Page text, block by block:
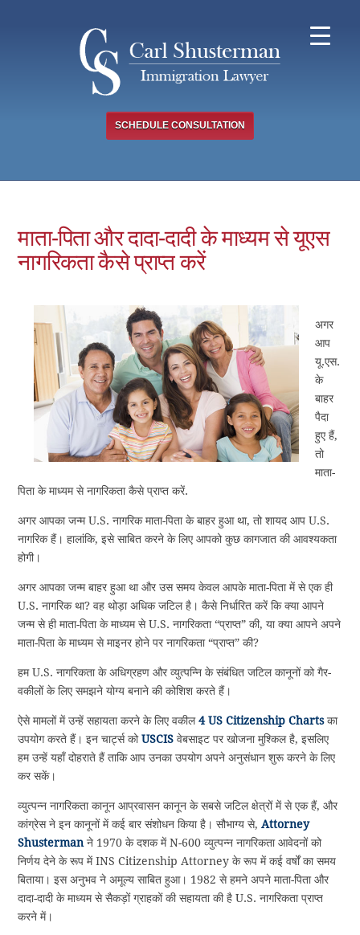
SCHEDULE CONSULTATION
माता-पिता और दादा-दादी के माध्यम से यूएस
नागरिकता कैसे प्राप्त करें
अगर
आप
यू.एस.
के
बाहर
पैदा
हुए हैं,
तो
माता-
पिता के माध्यम से नागरिकता कैसे प्राप्त करें.
अगर आपका जन्म U.S. नागरिक माता-पिता के बाहर हुआ था, तो शायद आप U.S.
नागरिक हैं। हालांकि, इसे साबित करने के लिए आपको कुछ कागजात की आवश्यकता
होगी।
अगर आपका जन्म बाहर हुआ था और उस समय केवल आपके माता-पिता में से एक ही
U.S. नागरिक था? वह थोड़ा अधिक जटिल है। कैसे निर्धारित करें कि क्या आपने
जन्म से ही माता-पिता के माध्यम से U.S. नागरिकता “प्राप्त” की, या क्या आपने अपने
माता-पिता के माध्यम से माइनर होने पर नागरिकता “प्राप्त” की?
हम U.S. नागरिकता के अधिग्रहण और व्युत्पन्नि के संबंधित जटिल कानूनों को गैर-
वकीलों के लिए समझने योग्य बनाने की कोशिश करते हैं।
ऐसे मामलों में उन्हें सहायता करने के लिए वकील4 US Citizenship Chartsका
उपयोग करते हैं। इन चार्ट्स कोUSCIS वेबसाइट पर खोजना मुश्किल है, इसलिए
हम उन्हें यहाँ दोहराते हैं ताकि आप उनका उपयोग अपने अनुसंधान शुरू करने के लिए
कर सकें।
व्युत्पन्न नागरिकता कानून आप्रवासन कानून के सबसे जटिल क्षेत्रों में से एक हैं, और
कांग्रेस ने इन कानूनों में कई बार संशोधन किया है। सौभाग्य से,Attorney
Shustermanने 1970 के दशक में N-600 व्युत्पन्न नागरिकता आवेदनों को
निर्णय देने के रूप में INS Citizenship Attorney के रूप में कई वर्षों का समय
बिताया। इस अनुभव ने अमूल्य साबित हुआ। 1982 से हमने अपने माता-पिता और
दादा-दादी के माध्यम से सैकड़ों ग्राहकों की सहायता की है U.S. नागरिकता प्राप्त
करने में।